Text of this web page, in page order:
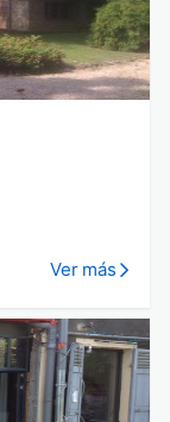
Ver más